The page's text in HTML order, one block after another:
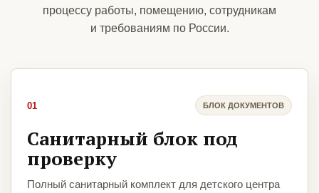
процессу работы, помещению, сотрудникам
и требованиям по России.
01 БЛОК ДОКУМЕНТОВ
Санитарный блок под
проверку
Полный санитарный комплект для детского центра